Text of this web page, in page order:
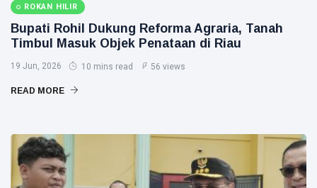
ROKAN HILIR
Bupati Rohil Dukung Reforma Agraria, Tanah
Timbul Masuk Objek Penataan di Riau
19 Jun, 2026 10 mins read 56 views
READ MORE